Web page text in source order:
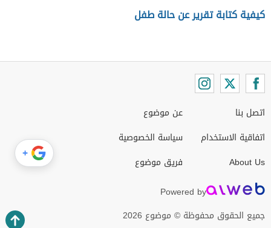
كيفية كتابة تقرير عن حالة طفل
اتصل بنا
اتفاقية الاستخدام
About Us
عن موضوع
سياسة الخصوصية
فريق موضوع
Powered by
جميع الحقوق محفوظة © موضوع 2026
+